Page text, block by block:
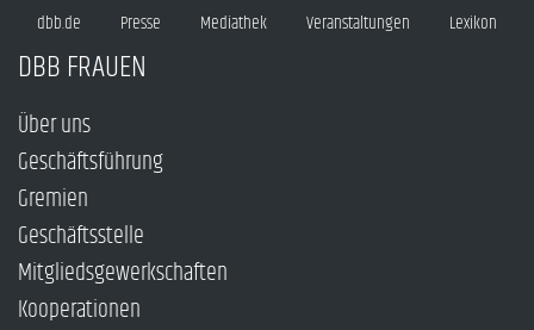
dbb.de Presse Mediathek Veranstaltungen Lexikon
DBB FRAUEN
Über uns
Geschäftsführung
Gremien
Geschäftsstelle
Mitgliedsgewerkschaften
Kooperationen